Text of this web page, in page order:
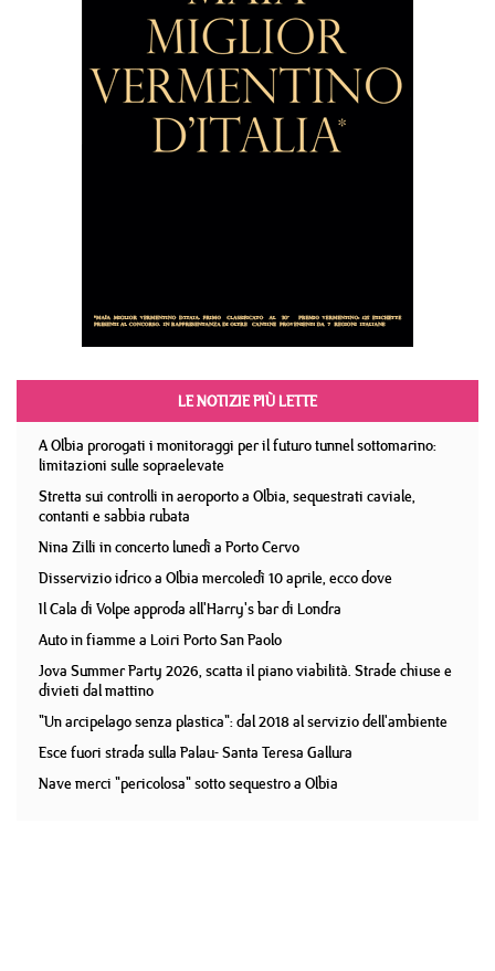
LE NOTIZIE PIÙ LETTE
A Olbia prorogati i monitoraggi per il futuro tunnel sottomarino:
limitazioni sulle sopraelevate
Stretta sui controlli in aeroporto a Olbia, sequestrati caviale,
contanti e sabbia rubata
Nina Zilli in concerto lunedì a Porto Cervo
Disservizio idrico a Olbia mercoledì 10 aprile, ecco dove
Il Cala di Volpe approda all'Harry's bar di Londra
Auto in fiamme a Loiri Porto San Paolo
Jova Summer Party 2026, scatta il piano viabilità. Strade chiuse e
divieti dal mattino
"Un arcipelago senza plastica": dal 2018 al servizio dell'ambiente
Esce fuori strada sulla Palau- Santa Teresa Gallura
Nave merci "pericolosa" sotto sequestro a Olbia